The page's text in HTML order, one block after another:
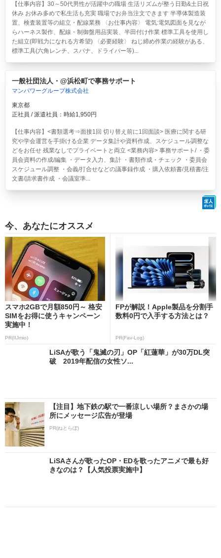
【仕事内容】30～50代男性が活躍中の職場 生活リズムが整う日勤&土日祝
休み お休み多めで私生活も充実 職場でお弁当注文できます 半導体製造装
置、検査装置等の組立・配線業務 〈お仕事内容〉 電気:電気図面を見なが
らハーネス製作、配線・制御盤用品実装、半田付け作業 標準工具を使用し
た組立(即戦力になれる方希望) 〈必要経験〉 ねじ締め作業の経験がある、
標準工具(六角レンチ、スパナ、ドライバー等)...
一般社団法人・@浜松町で事務サポート
マンパワーグループ株式会社
東京都
正社員 / 派遣社員：時給1,950円
【仕事内容】<書類選考⇒面接1回 切り替え前に1回面談> 医療に関する研
究や学会運営を手掛ける企業 データ集計や資料作成、スケジュール調整な
どをお任せ 残業なしでプライベートと両立 <業務内容> 事務サポート/ ・委
員会資料の作成/編集 ・データ入力、集計 ・書類作成・チェック ・委員会
スケジュール調整 ・会義/打合せなどの議事録作成 ・購入依頼書/見積書/注
文書/請求書作成 ・会議室準...
今、あなたにオススメ
スマホ2GBで月額850円～ 格安
SIMをお得に使うキャンペーン
実施中！
PR(IIJmio)
FPが解説！Apple製品を分割手
数料0円で入手する方法とは？
PR(Fav-Log)
LiSAが歌う「鬼滅の刃」OP「紅蓮華」が30万DL突
破 2019年配信の女性ソ...
【注目】地下鉄の駅で一番涼しい場所？まさかの場
所にメッセージ広告が登場
PR(ねとらぼ)
LiSAさんが歌ったOP・EDを歌ったアニメで最も好
きなのは？【人気投票実施中】